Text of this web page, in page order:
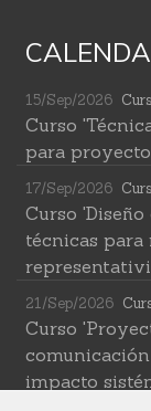
15/Sep/2026
Curso
para
17/Sep/2026
Curso
técnicas para
21/Sep/2026
Curso
impacto